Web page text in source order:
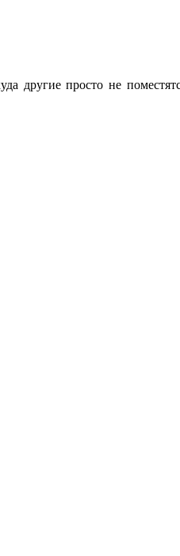
другие просто не